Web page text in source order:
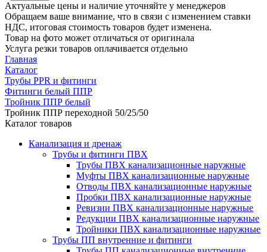
Актуальные цены и наличие уточняйте у менеджеров
Обращаем ваше внимание, что в связи с изменением ставки
НДС, итоговая стоимость товаров будет изменена.
Товар на фото может отличаться от оригинала
Услуга резки товаров оплачивается отдельно
Главная
Каталог
Трубы PPR и фитинги
Фитинги белый ППР
Тройник ППР белый
Тройник ППР переходной 50/25/50
Каталог товаров
Канализация и дренаж
Трубы и фитинги ПВХ
Трубы ПВХ канализационные наружные
Муфты ПВХ канализационные наружные
Отводы ПВХ канализационные наружные
Пробки ПВХ канализационные наружные
Ревизии ПВХ канализационные наружные
Редукции ПВХ канализационные наружные
Тройники ПВХ канализационные наружные
Трубы ПП внутренние и фитинги